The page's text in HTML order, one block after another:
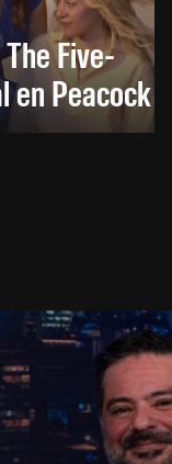
Five-
en Peacock